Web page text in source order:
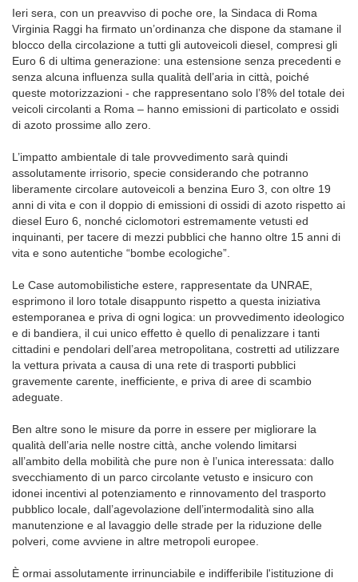
Ieri sera, con un preavviso di poche ore, la Sindaca di Roma
Virginia Raggi ha firmato un’ordinanza che dispone da stamane il
blocco della circolazione a tutti gli autoveicoli diesel, compresi gli
Euro 6 di ultima generazione: una estensione senza precedenti e
senza alcuna influenza sulla qualità dell’aria in città, poiché
queste motorizzazioni - che rappresentano solo l’8% del totale dei
veicoli circolanti a Roma – hanno emissioni di particolato e ossidi
di azoto prossime allo zero.
L’impatto ambientale di tale provvedimento sarà quindi
assolutamente irrisorio, specie considerando che potranno
liberamente circolare autoveicoli a benzina Euro 3, con oltre 19
anni di vita e con il doppio di emissioni di ossidi di azoto rispetto ai
diesel Euro 6, nonché ciclomotori estremamente vetusti ed
inquinanti, per tacere di mezzi pubblici che hanno oltre 15 anni di
vita e sono autentiche “bombe ecologiche”.
Le Case automobilistiche estere, rappresentate da UNRAE,
esprimono il loro totale disappunto rispetto a questa iniziativa
estemporanea e priva di ogni logica: un provvedimento ideologico
e di bandiera, il cui unico effetto è quello di penalizzare i tanti
cittadini e pendolari dell’area metropolitana, costretti ad utilizzare
la vettura privata a causa di una rete di trasporti pubblici
gravemente carente, inefficiente, e priva di aree di scambio
adeguate.
Ben altre sono le misure da porre in essere per migliorare la
qualità dell’aria nelle nostre città, anche volendo limitarsi
all’ambito della mobilità che pure non è l’unica interessata: dallo
svecchiamento di un parco circolante vetusto e insicuro con
idonei incentivi al potenziamento e rinnovamento del trasporto
pubblico locale, dall’agevolazione dell’intermodalità sino alla
manutenzione e al lavaggio delle strade per la riduzione delle
polveri, come avviene in altre metropoli europee.
È ormai assolutamente irrinunciabile e indifferibile l'istituzione di